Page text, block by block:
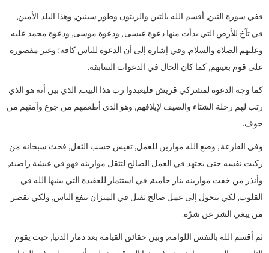
ففي سورة التين, أقسم الله بالتين والزيتون وطور سينين, وهذا البلد الأمين,
في تآخ للأرض التي بدأت منها دعوة عيسى , ودعوة موسى, ودعوة محمد عليه
وعليهم الصلاة والسلام. وفي إشارة إلى أن الدعوة للناس كافة؛ وغير مقصورة
على قوم بعينهم, كما كان الحال في الدعوات السابقة.
كما وجه الدعوة لمشركي قريش فليعبدوا رب هذا البيت, الذي بين أنه هو الذي
رتب لهم رحلة الشتاء والصيف لإيلافهم, وهو الذي أطعمهم من جوع وآمنهم من
خوف.
وفي القارعة , وضع الله موازين للعمل, تقيس حسب الثقل, فحث سبحانه من
زكيت نفسه حتى يجتهد في العمل الصالح لتثقل موازينه فهو في عيشة راضية,
وأنذر من خفت موازينه بنار حامية, في استثمار للعقيدة التي يبنيها الله في
القلوب, لكي تتحول إلى عمل صالح ثقيل في الميزان ينفع الناس, ولكي يقصر
من يبغي الشر عن شرّه.
ثم أقسم الله بالنفس اللوامة, وبين حقائق القيامة بعد دمار الدنيا, حيث يقوم